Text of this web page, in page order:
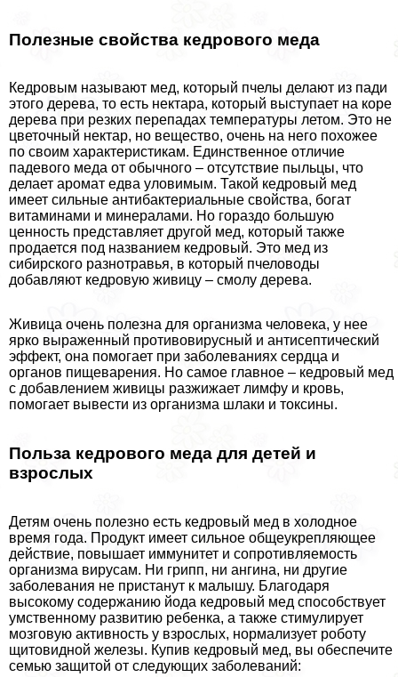
Полезные свойства кедрового меда
Кедровым называют мед, который пчелы делают из пади
этого дерева, то есть нектара, который выступает на коре
дерева при резких перепадах температуры летом. Это не
цветочный нектар, но вещество, очень на него похожее
по своим хаpaктеристикам. Единственное отличие
падевого меда от обычного – отсутствие пыльцы, что
делает аромат едва уловимым. Такой кедровый мед
имеет сильные антибактериальные свойства, богат
витаминами и минералами. Но гораздо большую
ценность представляет другой мед, который также
продается под названием кедровый. Это мед из
сибирского разнотравья, в который пчеловоды
добавляют кедровую живицу – смолу дерева.
Живица очень полезна для организма человека, у нее
ярко выраженный противовирусный и антисептический
эффект, она помогает при заболеваниях сердца и
органов пищеварения. Но самое главное – кедровый мед
с добавлением живицы разжижает лимфу и кровь,
помогает вывести из организма шлаки и токсины.
Польза кедрового меда для детей и
взрослых
Детям очень полезно есть кедровый мед в холодное
время года. Продукт имеет сильное общеукрепляющее
действие, повышает иммунитет и сопротивляемость
организма вирусам. Ни грипп, ни ангина, ни другие
заболевания не пристанут к малышу. Благодаря
высокому содержанию йода кедровый мед способствует
умственному развитию ребенка, а также стимулирует
мозговую активность у взрослых, нормализует роботу
щитовидной железы. Купив кедровый мед, вы обеспечите
семью защитой от следующих заболеваний: